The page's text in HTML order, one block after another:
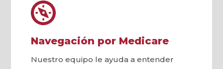
Navegación por Medicare
Nuestro equipo le ayuda a entender